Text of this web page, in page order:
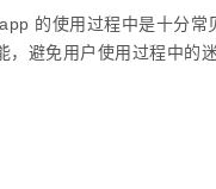
的使用过程中是十分
，避免用户使用过程中的